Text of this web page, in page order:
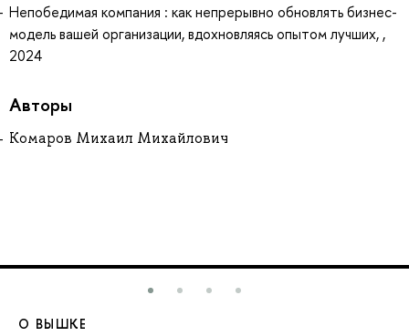
Непобедимая компания : как непрерывно обновлять бизнес-
модель вашей организации, вдохновляясь опытом лучших, ,
2024
Авторы
Комаров Михаил Михайлович
О ВЫШКЕ